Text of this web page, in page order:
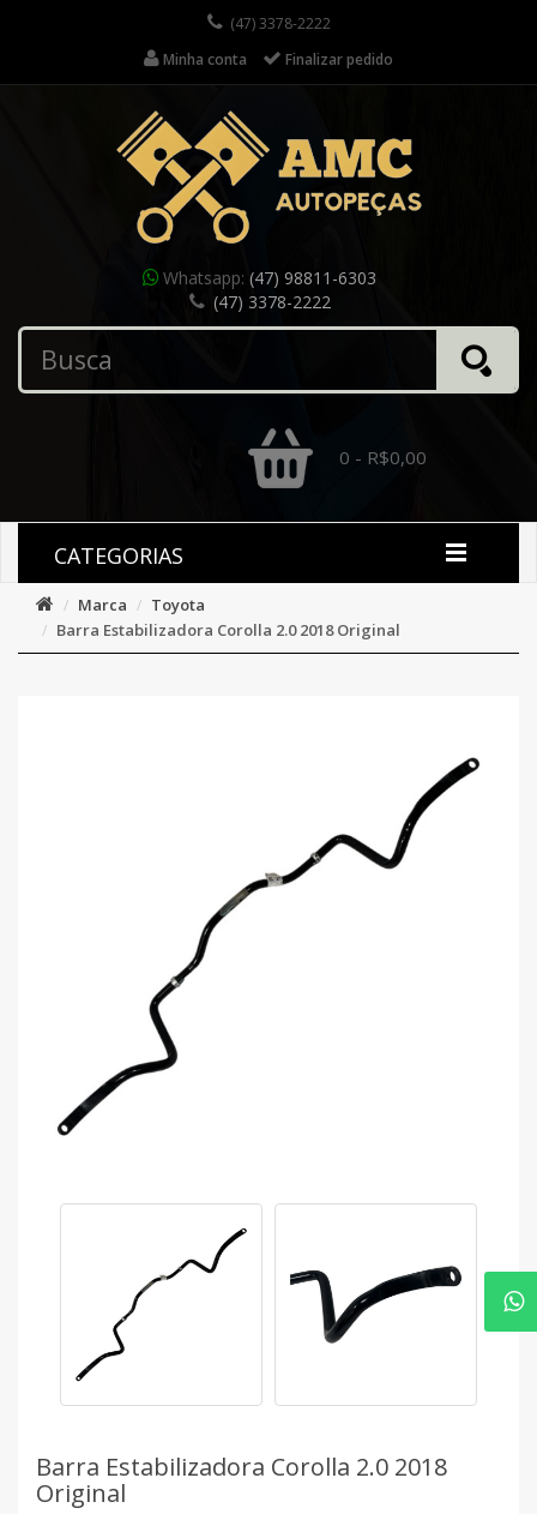
(47) 3378-2222
Minha conta
Finalizar pedido
Whatsapp: (47) 98811-6303
(47) 3378-2222
0 - R$0,00
CATEGORIAS
Marca
Toyota
Barra Estabilizadora Corolla 2.0 2018 Original
Barra Estabilizadora Corolla 2.0 2018
Original